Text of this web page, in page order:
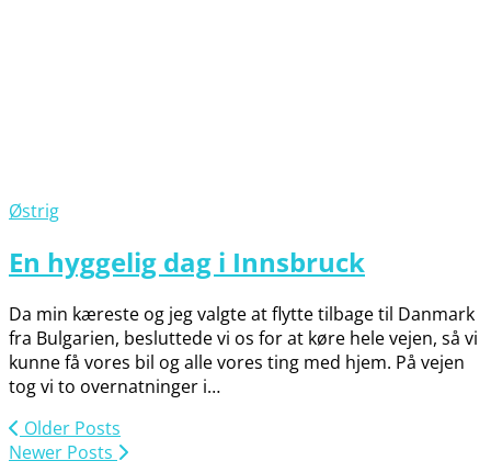
Østrig
En hyggelig dag i Innsbruck
Da min kæreste og jeg valgte at flytte tilbage til Danmark
fra Bulgarien, besluttede vi os for at køre hele vejen, så vi
kunne få vores bil og alle vores ting med hjem. På vejen
tog vi to overnatninger i…
Older Posts
Newer Posts